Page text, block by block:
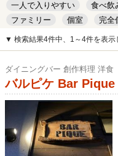
一人で入りやすい
食べ飲
ファミリー
個室 完全
キッズルーム
安い デ
▼ 検索結果4件中、1～4件を表示
ダイニングバー 創作料理 洋食
バルピケ Bar Pique